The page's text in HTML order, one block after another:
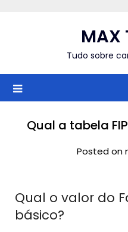
MAX
Tudo sobre
Qual a tabela
Posted on
Qual o valor do
básico?